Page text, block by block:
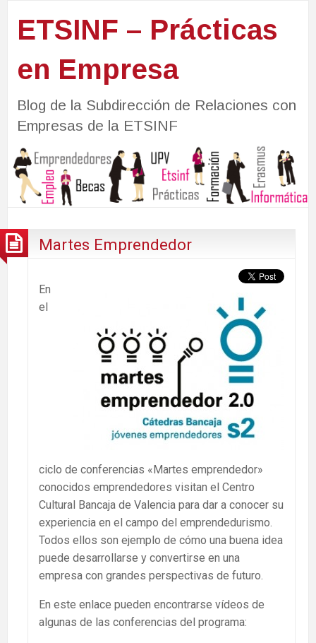
ETSINF – Prácticas
en Empresa
Blog de la Subdirección de Relaciones con
Empresas de la ETSINF
Martes Emprendedor
En
el
ciclo de conferencias «Martes emprendedor»
conocidos emprendedores visitan el Centro
Cultural Bancaja de Valencia para dar a conocer su
experiencia en el campo del emprendedurismo.
Todos ellos son ejemplo de cómo una buena idea
puede desarrollarse y convertirse en una
empresa con grandes perspectivas de futuro.
En este enlace pueden encontrarse vídeos de
algunas de las conferencias del programa: